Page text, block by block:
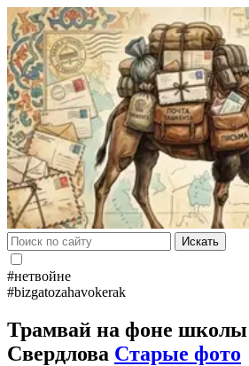
Искать
#нетвойне
#bizgatozahavokerak
Трамвай на фоне школы
Свердлова Старые фото